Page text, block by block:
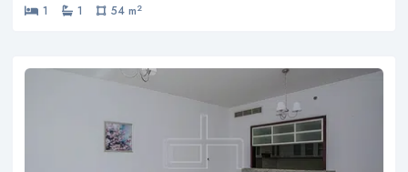
1 1 54 m2